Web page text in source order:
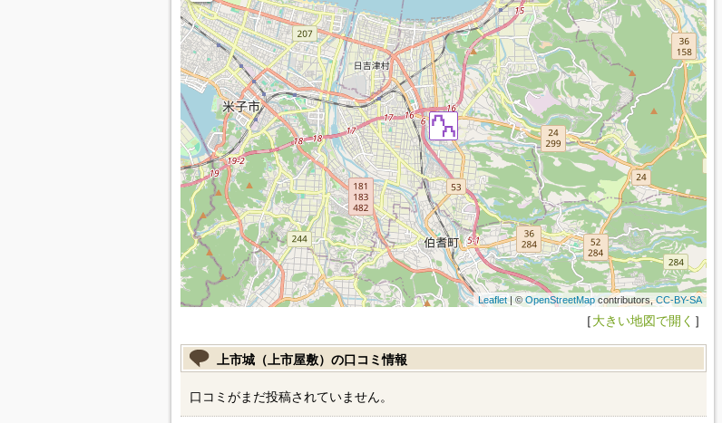
Leaflet| © OpenStreetMapcontributors,CC-BY-SA
［大きい地図で開く ］
上市城（上市屋敷）の口コミ情報
口コミがまだ投稿されていません。